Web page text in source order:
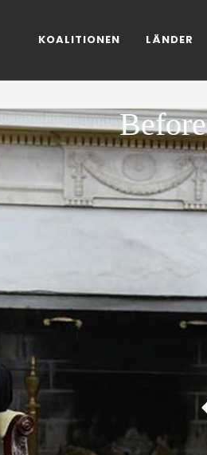
KOALITIONEN LÄNDER
Before